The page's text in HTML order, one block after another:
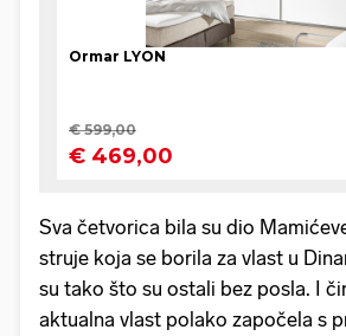
Sva četvorica bila su dio
struje koja se borila za vlast u
su tako što su ostali bez posla. I
aktualna vlast polako započela s